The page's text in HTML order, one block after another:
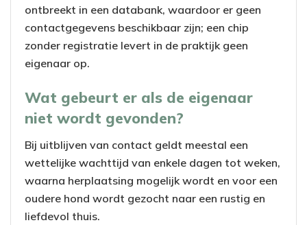
ontbreekt in een databank, waardoor er geen
contactgegevens beschikbaar zijn; een chip
zonder registratie levert in de praktijk geen
eigenaar op.
Wat gebeurt er als de eigenaar
niet wordt gevonden?
Bij uitblijven van contact geldt meestal een
wettelijke wachttijd van enkele dagen tot weken,
waarna herplaatsing mogelijk wordt en voor een
oudere hond wordt gezocht naar een rustig en
liefdevol thuis.